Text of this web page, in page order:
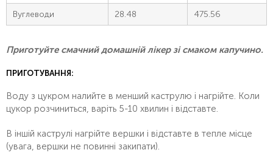
Вуглеводи 28.48 475.56
Приготуйте смачний домашній лікер зі смаком капучино.
ПРИГОТУВАННЯ:
Воду з цукром налийте в менший каструлю і нагрійте. Коли
цукор розчиниться, варіть 5-10 хвилин і відставте.
В іншій каструлі нагрійте вершки і відставте в тепле місце
(увага, вершки не повинні закипати).